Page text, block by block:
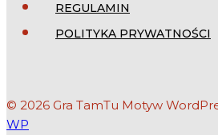
REGULAMIN
POLITYKA PRYWATNOŚCI
© 2026 Gra TamTu Motyw
WP